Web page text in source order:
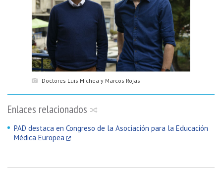
Doctores Luis Michea y Marcos Rojas
Enlaces relacionados
PAD destaca en Congreso de la Asociación para la Educación
Médica Europea